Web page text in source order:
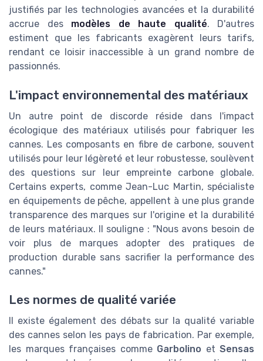
justifiés par les technologies avancées et la durabilité
accrue des modèles de haute qualité. D'autres
estiment que les fabricants exagèrent leurs tarifs,
rendant ce loisir inaccessible à un grand nombre de
passionnés.
L'impact environnemental des matériaux
Un autre point de discorde réside dans l'impact
écologique des matériaux utilisés pour fabriquer les
cannes. Les composants en fibre de carbone, souvent
utilisés pour leur légèreté et leur robustesse, soulèvent
des questions sur leur empreinte carbone globale.
Certains experts, comme Jean-Luc Martin, spécialiste
en équipements de pêche, appellent à une plus grande
transparence des marques sur l'origine et la durabilité
de leurs matériaux. Il souligne : "Nous avons besoin de
voir plus de marques adopter des pratiques de
production durable sans sacrifier la performance des
cannes."
Les normes de qualité variée
Il existe également des débats sur la qualité variable
des cannes selon les pays de fabrication. Par exemple,
les marques françaises comme Garbolino et Sensas